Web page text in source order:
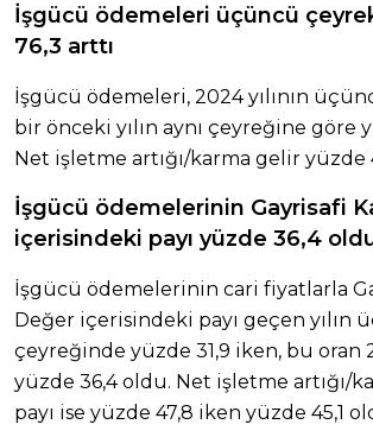
İşgücü ödemeleri üçüncü
76,3 arttı
İşgücü ödemeleri, 2024 yılının
bir önceki yılın aynı çeyreğine göre
Net işletme artığı/karma gelir yüzde
İşgücü ödemelerinin Gayrisafi
içerisindeki payı yüzde 36,4
İşgücü ödemelerinin cari fiyatlarla
Değer içerisindeki payı geçen yılın
çeyreğinde yüzde 31,9 iken, bu oran
yüzde 36,4 oldu. Net işletme artığı/
payı ise yüzde 47,8 iken yüzde 45,1